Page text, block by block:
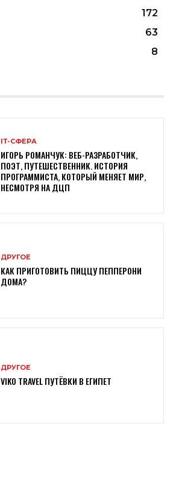
172
63
8
ІТ-СФЕРА
ИГОРЬ РОМАНЧУК: ВЕБ-РАЗРАБОТЧИК,
ПОЭТ, ПУТЕШЕСТВЕННИК. ИСТОРИЯ
ПРОГРАММИСТА, КОТОРЫЙ МЕНЯЕТ МИР,
НЕСМОТРЯ НА ДЦП
ДРУГОЕ
КАК ПРИГОТОВИТЬ ПИЦЦУ ПЕППЕРОНИ
ДОМА?
ДРУГОЕ
VIKO TRAVEL ПУТЁВКИ В ЕГИПЕТ